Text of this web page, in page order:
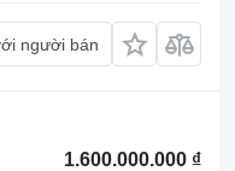
người bán
1.600.000.000 ₫